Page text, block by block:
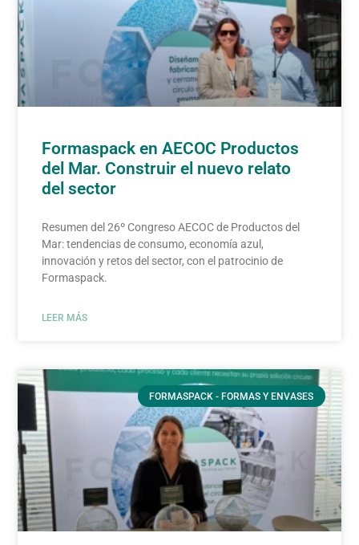
Formaspack en AECOC Productos
del Mar. Construir el nuevo relato
del sector
Resumen del 26º Congreso AECOC de Productos del
Mar: tendencias de consumo, economía azul,
innovación y retos del sector, con el patrocinio de
Formaspack.
LEER MÁS
FORMASPACK - FORMAS Y ENVASES